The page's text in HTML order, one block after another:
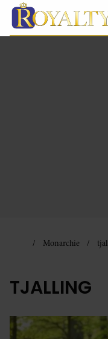
Monarchie
TJALLING